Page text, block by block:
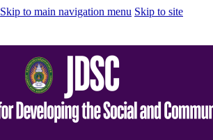
Skip to main navigation menu Skip to site